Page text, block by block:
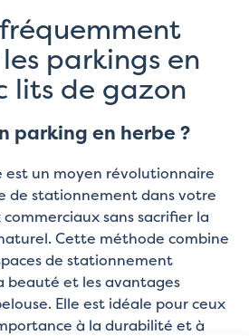
parkings en
lits de gazon
parking en herbe ?
est un moyen révolutionnaire
de stationnement dans votre
sans sacrifier la
Cette méthode combine
de stationnement
beauté et les avantages
Elle est idéale pour ceux
à la durabilité et à